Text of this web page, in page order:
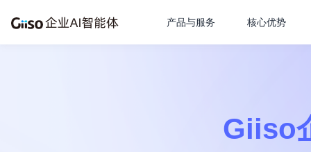
产品与服务 核心优势
Giiso